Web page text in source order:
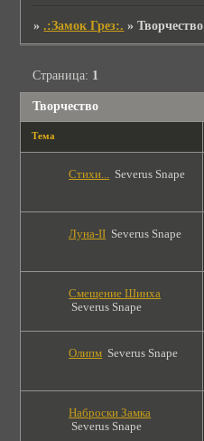
».:Замок Грез:. »Творчество
Творчество
Страница: 1
Тема
Стихи... Severus Snape
Луна-II Severus Snape
Смещение Шинха
Severus Snape
Олипм Severus Snape
Наброски Замка
Severus Snape